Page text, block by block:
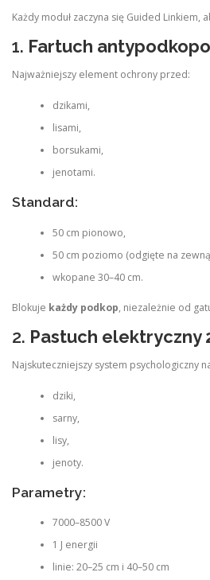
Każdy moduł zaczyna się Guided Linkiem,
1. Fartuch
Najważniejszy element ochrony przed:
dzikami,
lisami,
borsukami,
jenotami.
Standard:
50 cm pionowo,
50 cm poziomo (odgięte na
wkopane 30–40 cm.
Blokuje każdy podkop, niezależnie od
2. Pastuch elektryczny
Najskuteczniejszy system psychologiczny
dziki,
sarny,
lisy,
jenoty.
Parametry:
7000–8500 V
1 J energii
linie: 20–25 cm i 40–50 cm